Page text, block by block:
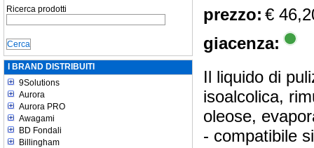
Ricerca prodotti
I BRAND DISTRIBUITI
9Solutions
Aurora
Aurora PRO
Awagami
BD Fondali
Billingham
prezzo: €
giacenza:
Il liquido di
isoalcolica,
oleose,
- compatibile